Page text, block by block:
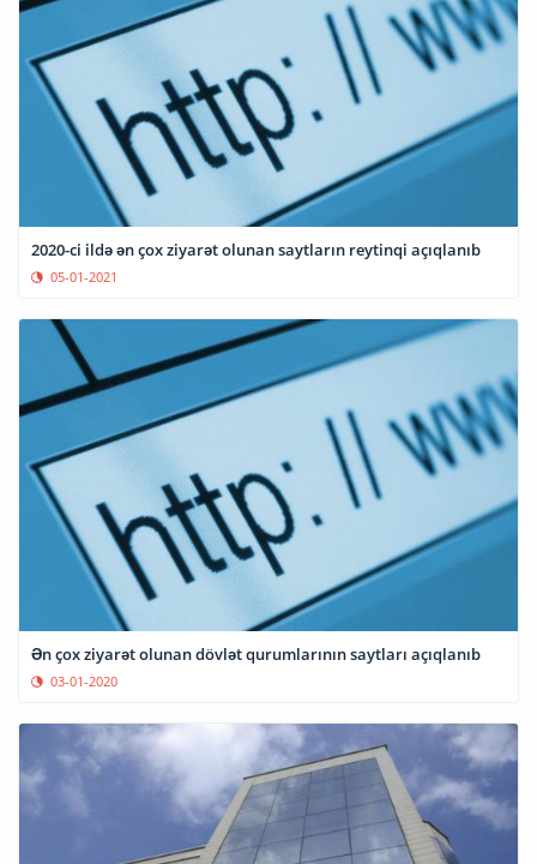
2020-ci ildə ən çox ziyarət olunan saytların reytinqi açıqlanıb
05-01-2021
Ən çox ziyarət olunan dövlət qurumlarının saytları açıqlanıb
03-01-2020